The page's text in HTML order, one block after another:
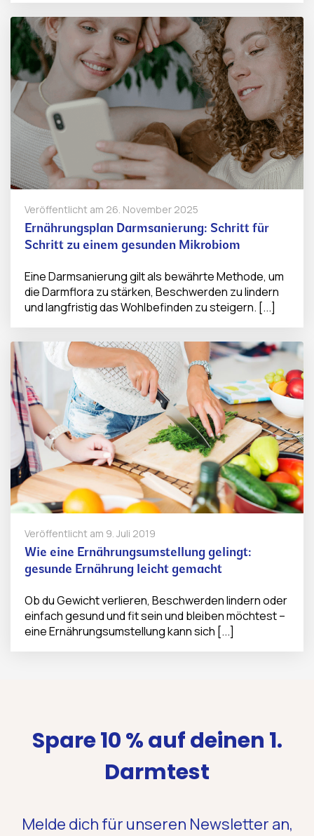
Veröffentlicht am 26. November 2025
Ernährungsplan Darmsanierung: Schritt für
Schritt zu einem gesunden Mikrobiom
Eine Darmsanierung gilt als bewährte Methode, um
die Darmflora zu stärken, Beschwerden zu lindern
und langfristig das Wohlbefinden zu steigern. [...]
Veröffentlicht am 9. Juli 2019
Wie eine Ernährungsumstellung gelingt:
gesunde Ernährung leicht gemacht
Ob du Gewicht verlieren, Beschwerden lindern oder
einfach gesund und fit sein und bleiben möchtest –
eine Ernährungsumstellung kann sich [...]
Spare 10 % auf deinen 1.
Darmtest
Melde dich für unseren Newsletter an,